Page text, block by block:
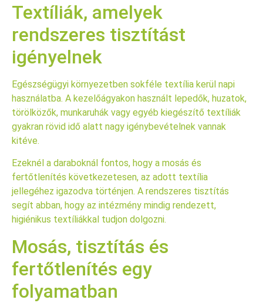
Textíliák, amelyek
rendszeres tisztítást
igényelnek
Egészségügyi környezetben sokféle textília kerül napi
használatba. A kezelőágyakon használt lepedők, huzatok,
törölközők, munkaruhák vagy egyéb kiegészítő textíliák
gyakran rövid idő alatt nagy igénybevételnek vannak
kitéve.
Ezeknél a daraboknál fontos, hogy a mosás és
fertőtlenítés következetesen, az adott textília
jellegéhez igazodva történjen. A rendszeres tisztítás
segít abban, hogy az intézmény mindig rendezett,
higiénikus textíliákkal tudjon dolgozni.
Mosás, tisztítás és
fertőtlenítés egy
folyamatban